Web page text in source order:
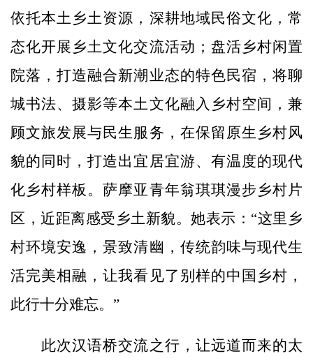
依托本土乡土资源，深耕地域民俗文化，常
态化开展乡土文化交流活动；盘活乡村闲置
院落，打造融合新潮业态的特色民宿，将聊
城书法、摄影等本土文化融入乡村空间，兼
顾文旅发展与民生服务，在保留原生乡村风
貌的同时，打造出宜居宜游、有温度的现代
化乡村样板。萨摩亚青年翁琪琪漫步乡村片
区，近距离感受乡土新貌。她表示：“这里乡
村环境安逸，景致清幽，传统韵味与现代生
活完美相融，让我看见了别样的中国乡村，
此行十分难忘。”
此次汉语桥交流之行，让远道而来的太